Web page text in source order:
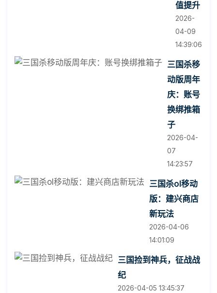
值提升
2026-
04-09
14:39:06
三国杀移
动版周年
庆：账号
换绑推箱
子
2026-04-
07
14:23:57
三国杀ol移动
版：建兴商店
新玩法
2026-04-06
14:01:09
三国捡到神兵，征战战
纪
2026-04-05 13:45:37